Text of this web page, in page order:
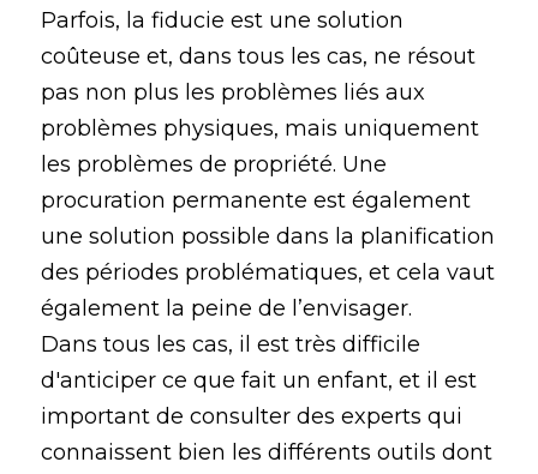
Parfois, la fiducie est une solution
coûteuse et, dans tous les cas, ne résout
pas non plus les problèmes liés aux
problèmes physiques, mais uniquement
les problèmes de propriété. Une
procuration permanente est également
une solution possible dans la planification
des périodes problématiques, et cela vaut
également la peine de l’envisager.
Dans tous les cas, il est très difficile
d'anticiper ce que fait un enfant, et il est
important de consulter des experts qui
connaissent bien les différents outils dont